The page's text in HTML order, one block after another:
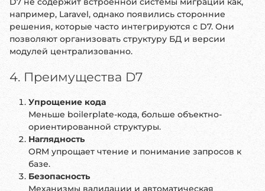
например, Laravel, однако появились сторонние
решения, которые часто интегрируются с D7. Они
позволяют организовать структуру БД и версии
модулей централизованно.
4. Преимущества D7
Упрощение кода
Меньше boilerplate-кода, больше объектно-
ориентированной структуры.
Наглядность
ORM упрощает чтение и понимание запросов к
базе.
Безопасность
Механизмы валидации и автоматическая